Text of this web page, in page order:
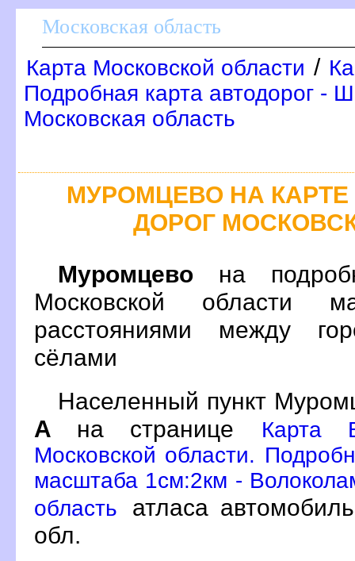
Московская область
Карта Московской области /
Подробная карта автодорог -
Московская область
МУРОМЦЕВО НА
ДОРОГ
Муромцево на
Московской области
расстояниями между
сёлами
Населенный пункт
А на странице
Карта
Московской области.
масштаба 1см:2км -
область
атласа
обл.